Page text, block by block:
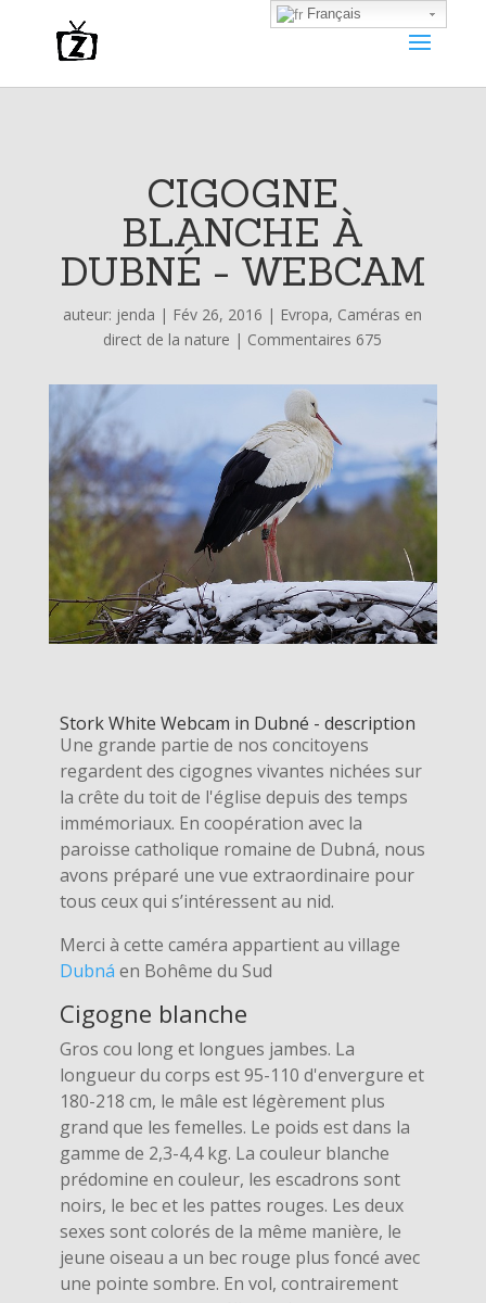
CIGOGNE
BLANCHE À
DUBNÉ - WEBCAM
auteur: jenda | Fév 26, 2016 | Evropa, Caméras en
direct de la nature | Commentaires 675
Stork White Webcam in Dubné - description
Une grande partie de nos concitoyens
regardent des cigognes vivantes nichées sur
la crête du toit de l'église depuis des temps
immémoriaux. En coopération avec la
paroisse catholique romaine de Dubná, nous
avons préparé une vue extraordinaire pour
tous ceux qui s’intéressent au nid.
Merci à cette caméra appartient au village
Dubná en Bohême du Sud
Cigogne blanche
Gros cou long et longues jambes. La
longueur du corps est 95-110 d'envergure et
180-218 cm, le mâle est légèrement plus
grand que les femelles. Le poids est dans la
gamme de 2,3-4,4 kg. La couleur blanche
prédomine en couleur, les escadrons sont
noirs, le bec et les pattes rouges. Les deux
sexes sont colorés de la même manière, le
jeune oiseau a un bec rouge plus foncé avec
une pointe sombre. En vol, contrairement
Français